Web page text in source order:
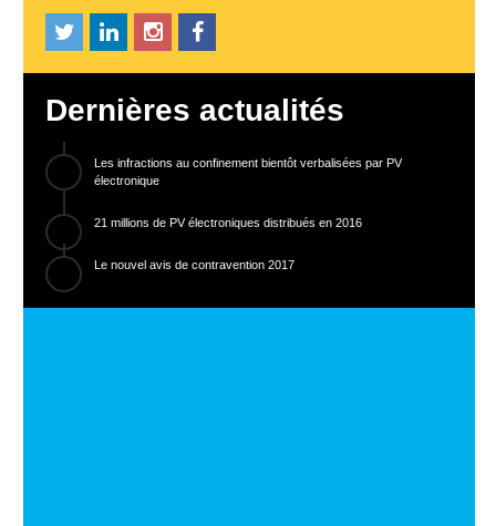
Dernières actualités
Les infractions au confinement bientôt verbalisées par PV
électronique
21 millions de PV électroniques distribués en 2016
Le nouvel avis de contravention 2017